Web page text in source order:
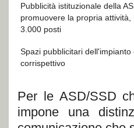
Pubblicità istituzionale della
promuovere la propria
3.000 posti
Spazi pubblicitari
corrispettivo
Per le ASD/SSD
impone una